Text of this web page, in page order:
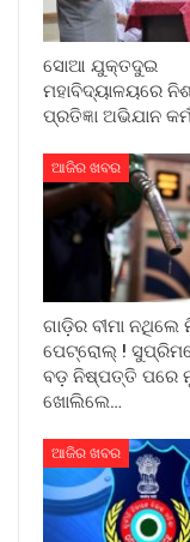
ସୋଆ ଯୁକ୍ତଦୁଇ
ମହାବିଦ୍ୟାଳୟରେ
ପ୍ରତିଜ୍ଞା ଅଭିଯାନ
ଆଜିର ଖବର
ଗାଡ଼ିର ବୀମା ନଥିଲେ
ପେଟ୍ରୋଲ୍ !
ବଡ଼ ନିଷ୍ପତ୍ତି ପରେ
ଖୋଲିଲେ…
ଆଜିର ଖବର